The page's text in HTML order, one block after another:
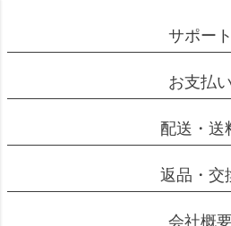
サポート
お支払い
配送・送
返品・交
会社概